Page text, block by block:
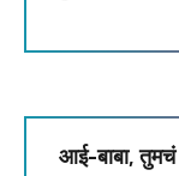
आई-बाबा, तुमचं